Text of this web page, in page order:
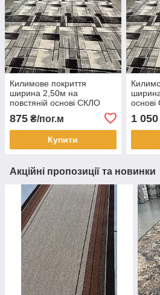
Килимове покриття
ширина 2,50м на
повстяній основі СКЛО
875 ₴/пог.м
Купити
1 050
Акційні пропозиції та новинки